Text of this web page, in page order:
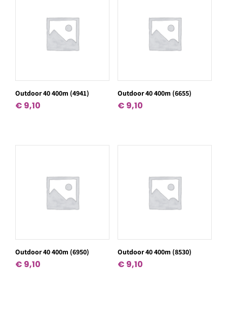
Outdoor 40 400m (4941)
€ 9,10
Outdoor 40 400m (6655)
€ 9,10
Outdoor 40 400m (6950)
€ 9,10
Outdoor 40 400m (8530)
€ 9,10